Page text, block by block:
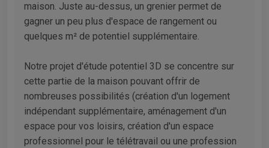
maison. Juste au-dessus, un grenier permet de
gagner un peu plus d'espace de rangement ou
quelques m² de potentiel supplémentaire.
Notre projet d'étude potentiel 3D se concentre sur
cette partie de la maison pouvant offrir de
nombreuses possibilités (création d'un logement
indépendant supplémentaire, aménagement d'un
espace pour vos loisirs, création d'un espace
professionnel pour le télétravail ou une profession